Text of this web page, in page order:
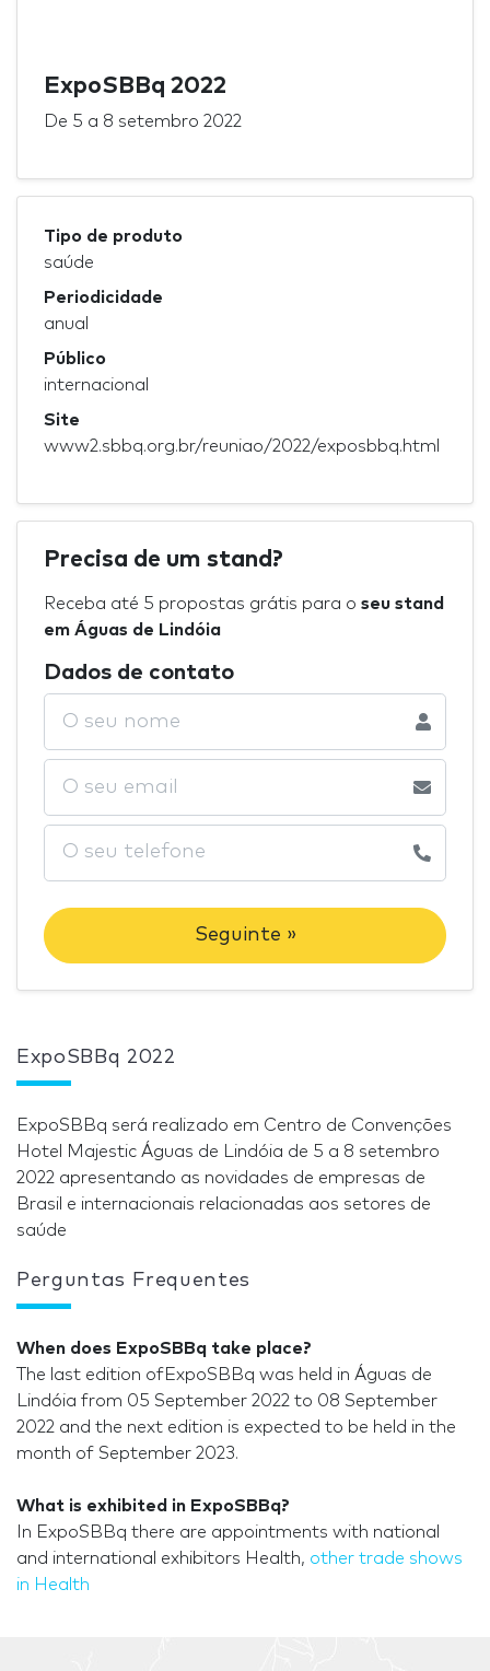
ExpoSBBq 2022
De 5 a 8 setembro 2022
Tipo de produto
saúde
Periodicidade
anual
Público
internacional
Site
www2.sbbq.org.br/reuniao/2022/exposbbq.html
Precisa de um stand?
Receba até 5 propostas grátis para o seu stand
em Águas de Lindóia
Dados de contato
Seguinte »
ExpoSBBq 2022
ExpoSBBq será realizado em Centro de Convenções
Hotel Majestic Águas de Lindóia de 5 a 8 setembro
2022 apresentando as novidades de empresas de
Brasil e internacionais relacionadas aos setores de
saúde
Perguntas Frequentes
When does ExpoSBBq take place?
The last edition ofExpoSBBq was held in Águas de
Lindóia from 05 September 2022 to 08 September
2022 and the next edition is expected to be held in the
month of September 2023.
What is exhibited in ExpoSBBq?
In ExpoSBBq there are appointments with national
and international exhibitors Health, other trade shows
in Health